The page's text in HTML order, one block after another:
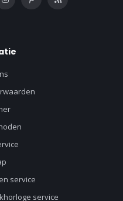
service
service